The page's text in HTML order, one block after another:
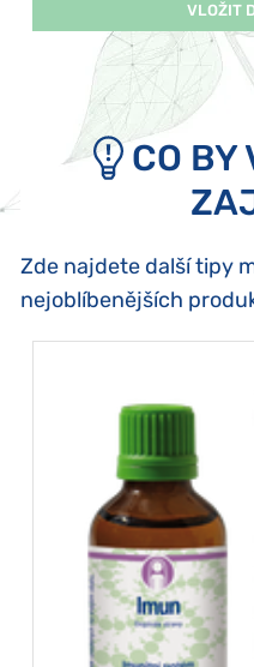
VLOŽIT
CO BY
Zde najdete další tipy
nejoblíbenějších